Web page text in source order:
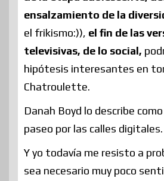
ensalzamiento de la
el frikismo:)), el fin de las
televisivas, de lo social,
hipótesis interesantes en
Chatroulette.
Danah Boyd lo describe
paseo por las calles digitales.
Y yo todavía me resisto a
sea necesario muy poco